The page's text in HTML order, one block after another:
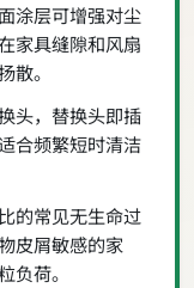
涂层可增强对尘
家具缝隙和风扇
散。
头，替换头即插
合频繁短时清洁
的常见无生命过
皮屑敏感的家
负荷。